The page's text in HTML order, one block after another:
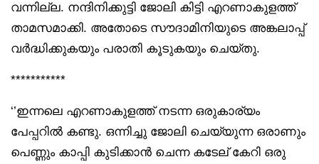
വന്നില്ല. നന്ദിനിക്കുട്ടി ജോലി കിട്ടി എറണാകുളത്ത്
താമസമാക്കി. അതോടെ സൗദാമിനിയുടെ അങ്കലാപ്പ്
വർദ്ധിക്കുകയും പരാതി കൂടുകയും ചെയ്തു.
***********
‘’ഇന്നലെ എറണാകുളത്ത് നടന്ന ഒരുകാര്യം
പേപ്പറിൽ കണ്ടു. ഒന്നിച്ചു ജോലി ചെയ്യുന്ന ഒരാണും
പെണ്ണും കാപ്പി കുടിക്കാൻ ചെന്ന കടേല് കേറി ഒരു